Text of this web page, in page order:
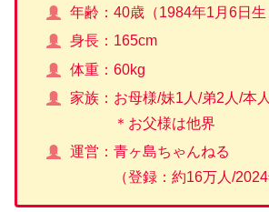
年齢：40歳（1984年1月6日生
身長：165cm
体重：60kg
家族：お母様/妹1人/弟2人/本
＊お父様は他界
運営：青ヶ島ちゃんねる
（登録：約16万人/2024